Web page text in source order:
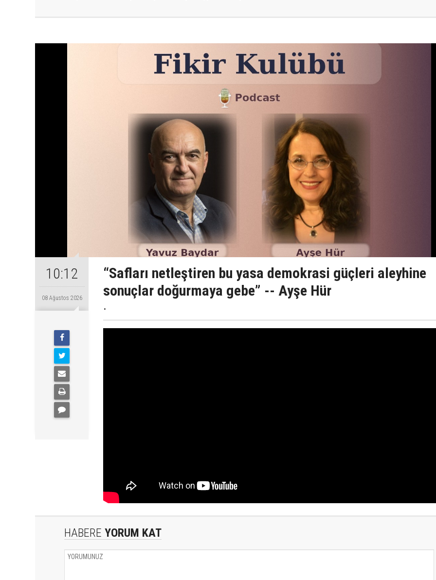
10:12
08 Ağustos 2026
“Safları netleştiren bu yasa demokrasi güçleri aleyhine
sonuçlar doğurmaya gebe” -- Ayşe Hür
.
HABERE YORUM KAT